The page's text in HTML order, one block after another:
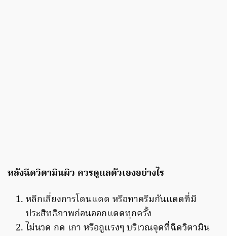
หลังฉีดวิตามินผิว ควรดูแลตัวเองอย่างไร
หลีกเลี่ยงการโดนแดด หรือทาครีมกันแดดที่มี
ประสิทธิภาพก่อนออกแดดทุกครั้ง
ไม่นวด กด เกา หรือถูแรงๆ บริเวณจุดที่ฉีดวิตามิน